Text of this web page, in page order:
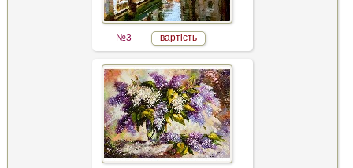
№3 вартість